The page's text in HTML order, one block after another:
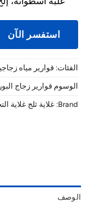
استفسر الآن
الفئات: قوارير مياه
الوسوم قوارير زجاج
Brand: غلاية ثلج غلاية
الوصف